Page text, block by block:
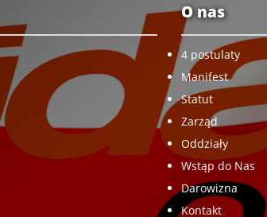
O nas
4 postulaty
Manifest
Statut
Zarząd
Oddziały
Wstąp do Nas
Darowizna
Kontakt